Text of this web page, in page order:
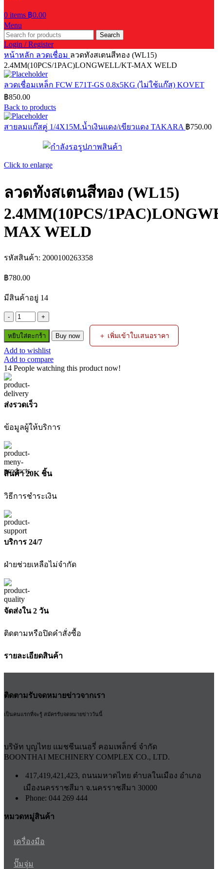
0 items ฿0.00
Menu
Search
Login / Register
หน้าหลัก ลวดเชื่อม ลวดทังสเตนสีทอง (WL15)
2.4MM(10PCS/1PAC)LONGWELL/KT-MAX WELD
ลวดเชื่อมเหล็ก FCW E71T-GS 0.8x5KG (ไม่ใช้แก๊ส) KOVET
฿850.00
Back to products
สายลมแก๊สคู่ 1/4X15M.น้ำเงินแดง/เขียวแดง TAKARA ฿750.00
Click to enlarge
ลวดทังสเตนสีทอง (WL15)
2.4MM(10PCS/
MAX WELD
รหัสสินค้า: 2000100263358
฿780.00
มีสินค้าอยู่ 14
จำนวน
ลวด
ทังสเตน
สี
ทอง
2.4MM(10PCS/1PAC)LONGWELL/KT-
MAX
WELD
หยิบใส่ตะกร้า Buy now ＋ เพิ่มเข้าใบเสนอราคา
Add to wishlist
Add to compare
14 People watching this product now!
ส่งรวดเร็ว
ข้อมูลผู้ให้บริการ
สินค้า 20K ชิ้น
วิธีการชำระเงิน
บริการ 24/7
ฝ่ายช่วยเหลือไม่จำกัด
จัดส่งใน 2 วัน
ติดตามหรือปิดคำสั่งซื้อ
รายละเอียดสินค้า
ติดตามรับจดหมายข่าวจากเรา
เป็นคนแรกที่จะรู้ สมัครรับจดหมายข่าววันนี้
บริษัท บุญไทย แมชชีนเนอรี่ คอมเพล็กซ์ จำกัด
BOONTHAI MECHINERY COMPLEX CO., LTD.
417,419,421,423, ถนนมหาดไทย ตำบลในเมือง อำเภอ
เมืองนครราชสีมา จ.นครราชสีมา 30000
Phone: 044 269 444
หมวดหมู่สินค้า
เครื่องมือ
ปั๊มจุ่ม